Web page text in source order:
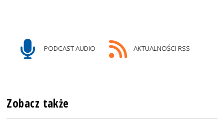
PODCAST AUDIO AKTUALNOŚCI RSS
Zobacz także